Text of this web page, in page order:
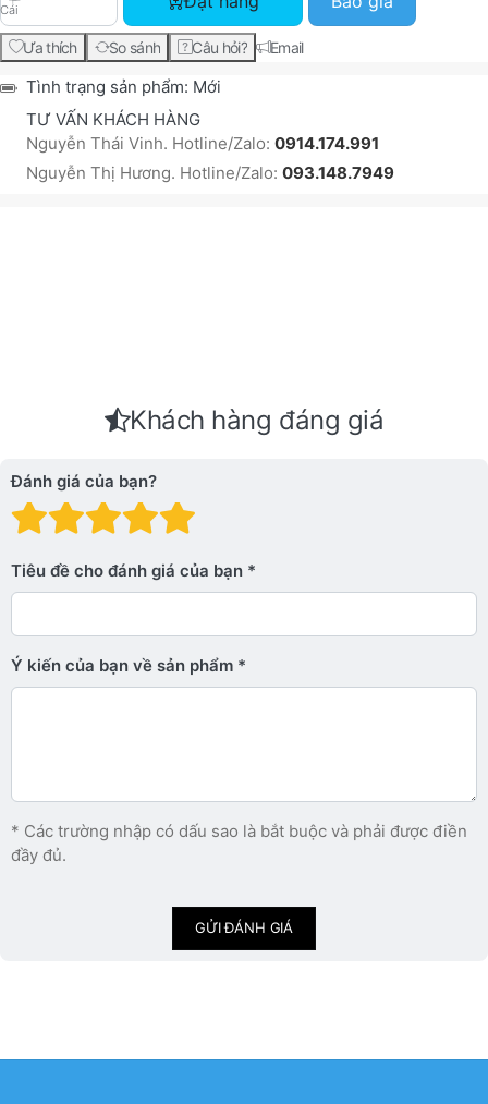
Cái
Ưa thích So sánh Câu hỏi? Email
Tình trạng sản phẩm: Mới
TƯ VẤN KHÁCH HÀNG
Nguyễn Thái Vinh. Hotline/Zalo: 0914.174.991
Nguyễn Thị Hương. Hotline/Zalo: 093.148.7949
Khách hàng đáng giá
Đánh giá của bạn?
Đánh giá: 4 trên 5
Đánh giá: 3 trên 5 sao.
Đánh giá: 2 trên 5 sao.
Đánh giá: 1 trên 5 sao. Xấu
Tiêu đề cho đánh giá của bạn
Ý kiến ​​của bạn về sản phẩm
* Các trường nhập có dấu sao là bắt buộc và phải được điền
đầy đủ.
GỬI ĐÁNH GIÁ